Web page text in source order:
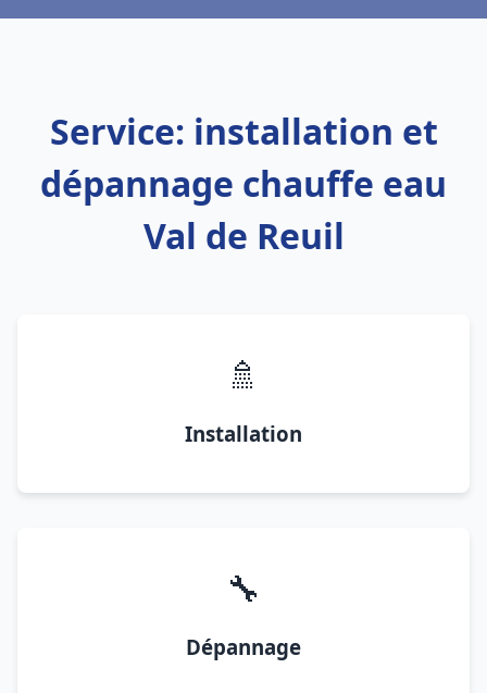
Service: installation et
dépannage chauffe eau
Val de Reuil
🚿
Installation
🔧
Dépannage